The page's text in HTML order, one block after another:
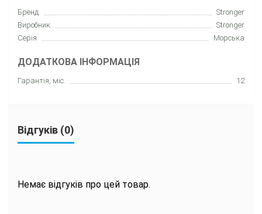
Бренд
Stronger
Виробник
Stronger
Серія
Морська
ДОДАТКОВА ІНФОРМАЦІЯ
Гарантія, міс. 12
Відгуків (0)
Немає відгуків про цей товар.